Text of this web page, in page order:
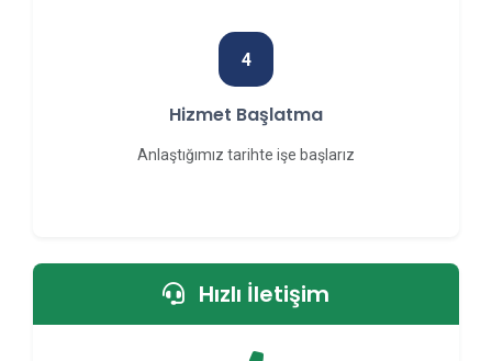
4
Hizmet Başlatma
Anlaştığımız tarihte işe başlarız
Hızlı İletişim